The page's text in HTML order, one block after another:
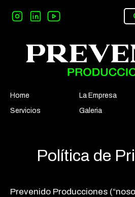
Home La Empresa
Servicios
Galeria
Política de
Prevenido Producciones